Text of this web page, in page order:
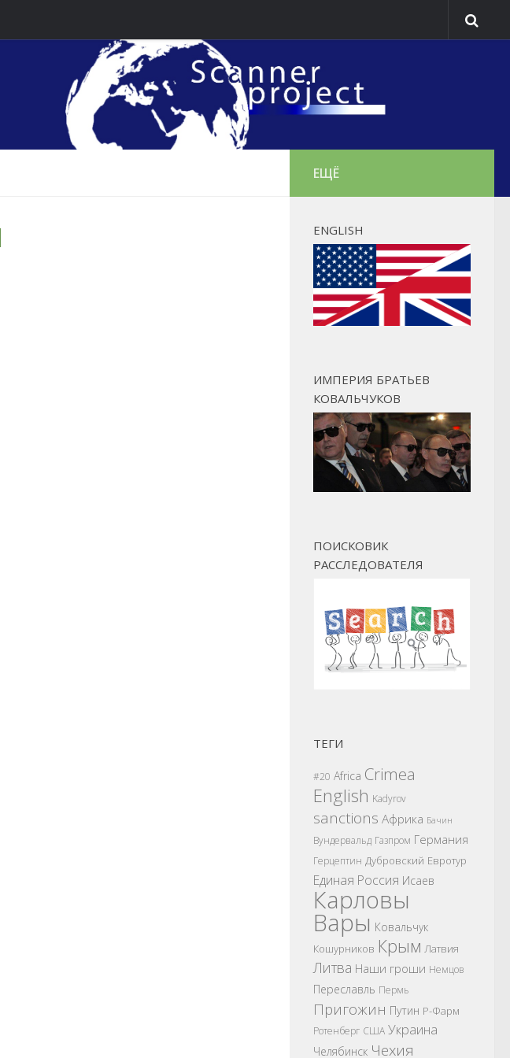
ЕЩЁ
ENGLISH
ИМПЕРИЯ БРАТЬЕВ
КОВАЛЬЧУКОВ
ПОИСКОВИК
РАССЛЕДОВАТЕЛЯ
ТЕГИ
#20 Africa Crimea
English Kadyrov
sanctions Африка Бачин
Вундервальд Газпром Германия
Герцептин Дубровский Евротур
Единая Россия Исаев
Карловы
Вары Ковальчук
Кошурников Крым Латвия
Литва Наши гроши Немцов
Переславль Пермь
Пригожин Путин Р-Фарм
Ротенберг США Украина
Челябинск Чехия